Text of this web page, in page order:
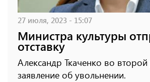
27 июля, 2023 - 15:07
Министра культуры
отставку
Александр Ткаченко во второй
заявление об увольнении.